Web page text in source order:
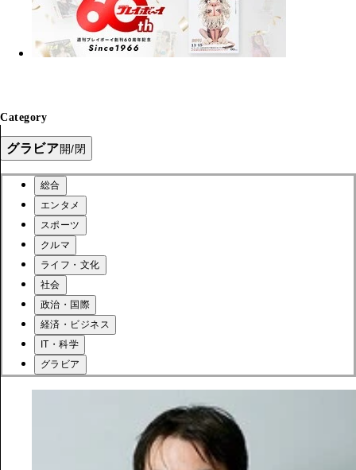
Category
グラビア開/閉
総合
エンタメ
スポーツ
クルマ
ライフ・文化
社会
政治・国際
経済・ビジネス
IT・科学
グラビア